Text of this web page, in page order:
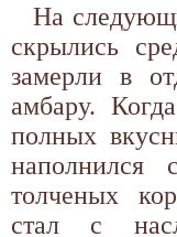
На
скрылись
замерли в
амбару.
полных
наполнился
толченых
стал с